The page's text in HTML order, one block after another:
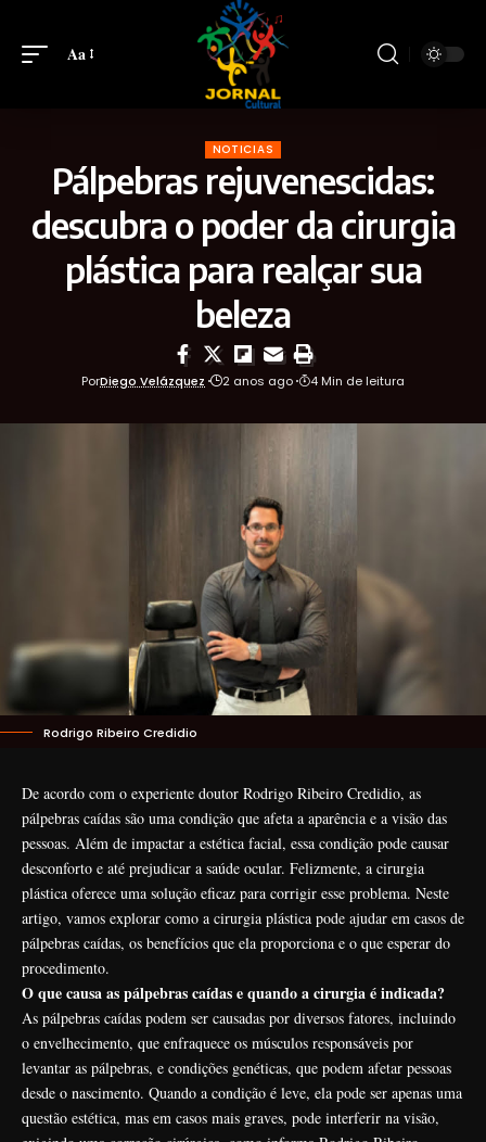
Aa
NOTICIAS
Pálpebras rejuvenescidas:
descubra o poder da cirurgia
plástica para realçar sua
beleza
PorDiego Velázquez 2 anos ago 4 Min de leitura
Rodrigo Ribeiro Credidio
De acordo com o experiente doutor Rodrigo Ribeiro Credidio, as
pálpebras caídas são uma condição que afeta a aparência e a visão das
pessoas. Além de impactar a estética facial, essa condição pode causar
desconforto e até prejudicar a saúde ocular. Felizmente, a cirurgia
plástica oferece uma solução eficaz para corrigir esse problema. Neste
artigo, vamos explorar como a cirurgia plástica pode ajudar em casos de
pálpebras caídas, os benefícios que ela proporciona e o que esperar do
procedimento.
O que causa as pálpebras caídas e quando a cirurgia é indicada?
As pálpebras caídas podem ser causadas por diversos fatores, incluindo
o envelhecimento, que enfraquece os músculos responsáveis por
levantar as pálpebras, e condições genéticas, que podem afetar pessoas
desde o nascimento. Quando a condição é leve, ela pode ser apenas uma
questão estética, mas em casos mais graves, pode interferir na visão,